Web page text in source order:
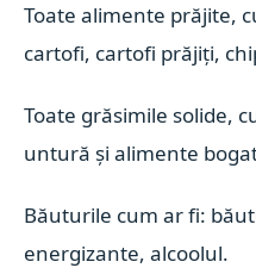
Toate alimente prăjite,
cartofi, cartofi prăjiți,
Toate grăsimile solide,
untură și alimente
Băuturile cum ar fi:
energizante, alcoolul.